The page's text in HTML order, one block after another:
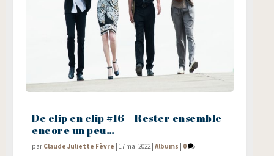
De clip en clip #16 – Rester ensemble
encore un peu…
par Claude Juliette Fèvre | 17 mai 2022 |Albums | 0